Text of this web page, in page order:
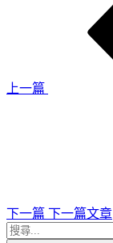
上一篇
下一篇 下一篇文章
搜